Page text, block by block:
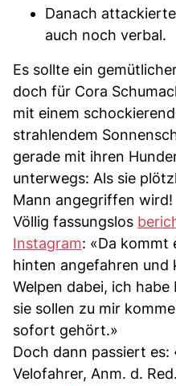
Danach
auch noch verbal.
Es sollte ein
doch für Cora
mit einem
strahlendem
gerade mit ihren
unterwegs: Als sie
Mann angegriffen wird!
Völlig fassungslos
Instagram: «Da kommt
hinten angefahren und
Welpen dabei, ich
sie sollen zu mir
sofort gehört.»
Doch dann passiert es:
Velofahrer, Anm. d.